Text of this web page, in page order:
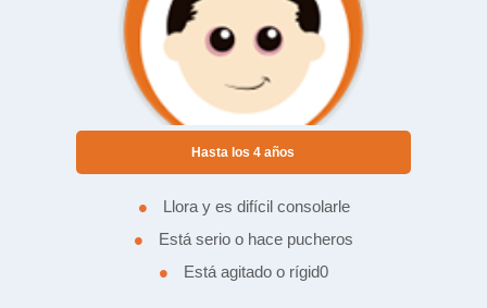
Hasta los 4 años
• Llora y es difícil consolarle
• Está serio o hace pucheros
• Está agitado o rígid0